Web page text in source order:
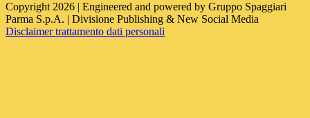
Copyright 2026 | Engineered and powered by Gruppo Spaggiari
Parma S.p.A. | Divisione Publishing & New Social Media
Disclaimer trattamento dati personali